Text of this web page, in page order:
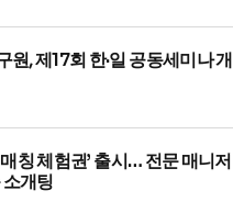
, 제17회 한·일 공동세미나 개
칭 체험권’ 출시… 전문 매니저
개팅